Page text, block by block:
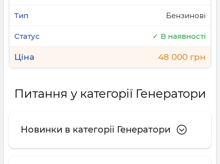
Бензинові
✓ В наявності
48 000 грн
Питання у категорії Генератори
Новинки в категорії Генератори